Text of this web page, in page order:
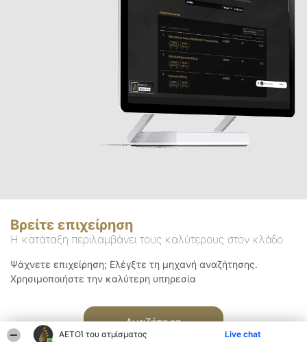
ΑΕΤΟΊ του ατμίσματος Live chat
Βρείτε επιχείρηση
Η κατάταξη περιλαμβάνει τους καλύτερους στον κλάδο
Ψάχνετε επιχείρηση; Ελέγξτε τη μηχανή αναζήτησης.
Χρησιμοποιήστε την καλύτερη υπηρεσία
Αναζήτηση